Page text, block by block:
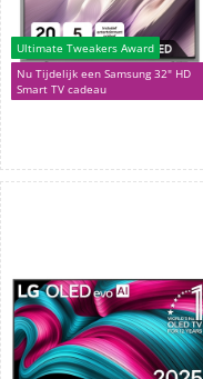
Ultimate Tweakers Award
Nu Tijdelijk een Samsung 32" HD
Smart TV cadeau